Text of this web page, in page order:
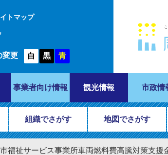
トマップ
変更 白 黒 青
事業者向け情報 観光情報 市政情
組織でさがす 地図でさがす
福祉サービス事業所車両燃料費高騰対策支援